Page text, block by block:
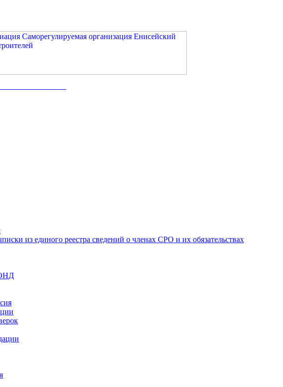
из единого реестра сведений о членах СРО и их обязательствах